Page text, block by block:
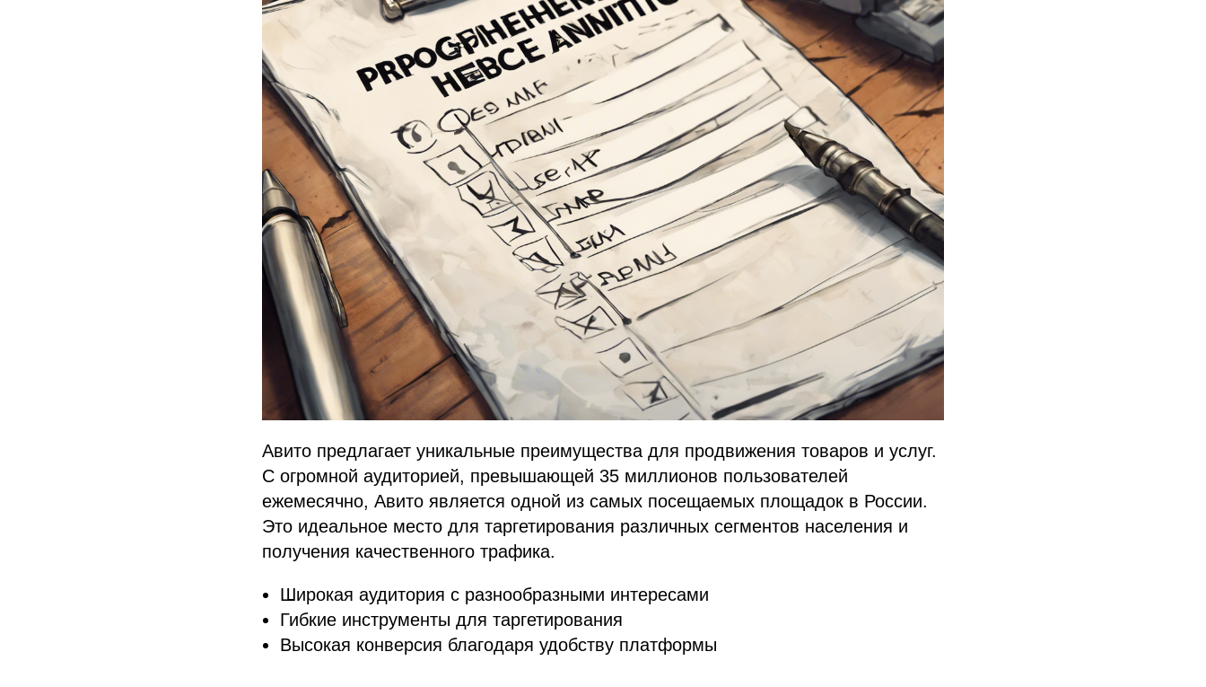
Авито предлагает уникальные преимущества для продвижения товаров и услуг.
С огромной аудиторией, превышающей 35 миллионов пользователей
ежемесячно, Авито является одной из самых посещаемых площадок в России.
Это идеальное место для таргетирования различных сегментов населения и
получения качественного трафика.
Широкая аудитория с разнообразными интересами
Гибкие инструменты для таргетирования
Высокая конверсия благодаря удобству платформы